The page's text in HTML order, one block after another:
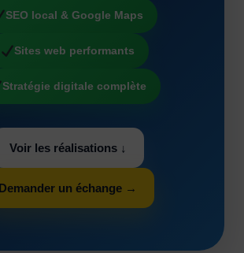
SEO local & Google Maps
Sites web performants
Stratégie digitale complète
Voir les réalisations ↓
Demander un échange →